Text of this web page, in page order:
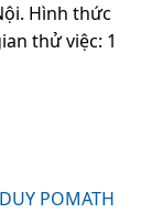
Hình thức
thử việc: 1
POMATH